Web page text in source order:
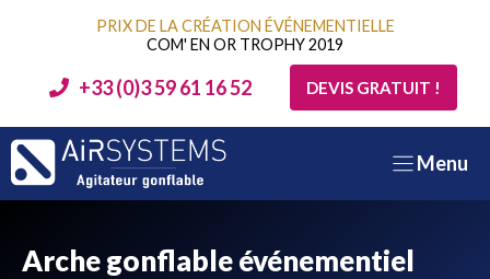
contenu
PRIX DE LA CRÉATION ÉVÉNEMENTIELLE
COM' EN OR TROPHY 2019
+33 (0)3 59 61 16 52 DEVIS GRATUIT !
Menu
Arche gonflable événementiel